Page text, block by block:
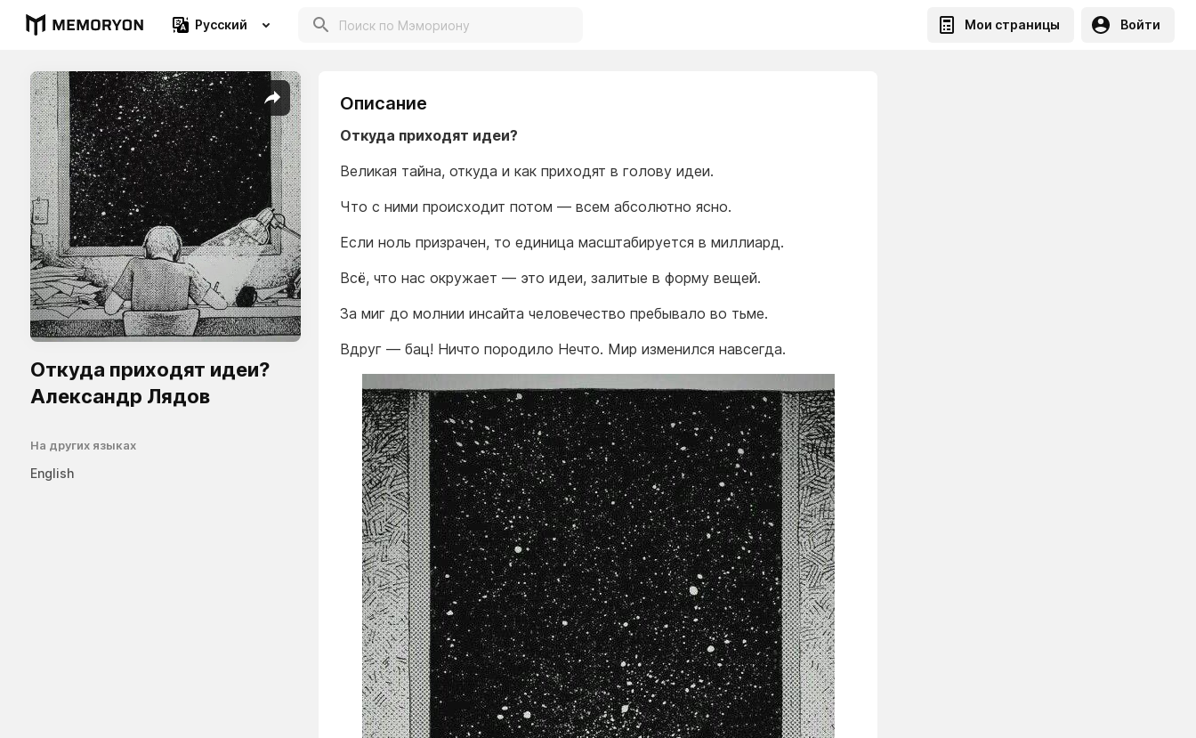
Русский Мои страницы Войти
Откуда приходят идеи?
Александр Лядов
На других языках
English
Описание
Откуда приходят идеи?
Великая тайна, откуда и как приходят в голову идеи.
Что с ними происходит потом — всем абсолютно ясно.
Если ноль призрачен, то единица масштабируется в миллиард.
Всё, что нас окружает — это идеи, залитые в форму вещей.
За миг до молнии инсайта человечество пребывало во тьме.
Вдруг — бац! Ничто породило Нечто. Мир изменился навсегда.